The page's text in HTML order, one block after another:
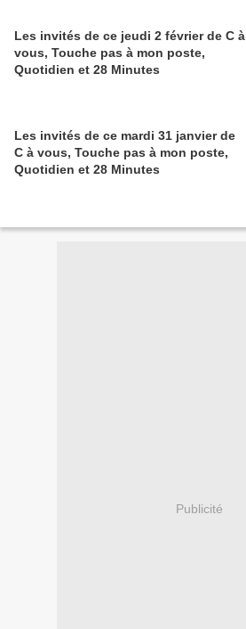
Les invités de ce jeudi 2 février de C à
vous, Touche pas à mon poste,
Quotidien et 28 Minutes
Les invités de ce mardi 31 janvier de
C à vous, Touche pas à mon poste,
Quotidien et 28 Minutes
Publicité